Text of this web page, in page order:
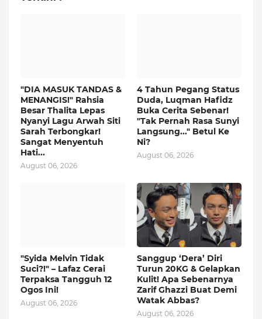
"DIA MASUK TANDAS &
MENANGIS!" Rahsia
Besar Thalita Lepas
Nyanyi Lagu Arwah Siti
Sarah Terbongkar!
Sangat Menyentuh
Hati...
August 06, 2026
4 Tahun Pegang Status
Duda, Luqman Hafidz
Buka Cerita Sebenar!
"Tak Pernah Rasa Sunyi
Langsung..." Betul Ke
Ni?
August 06, 2026
"Syida Melvin Tidak
Suci?!" – Lafaz Cerai
Terpaksa Tangguh 12
Ogos Ini!
August 06, 2026
Sanggup ‘Dera’ Diri
Turun 20KG & Gelapkan
Kulit! Apa Sebenarnya
Zarif Ghazzi Buat Demi
Watak Abbas?
August 06, 2026